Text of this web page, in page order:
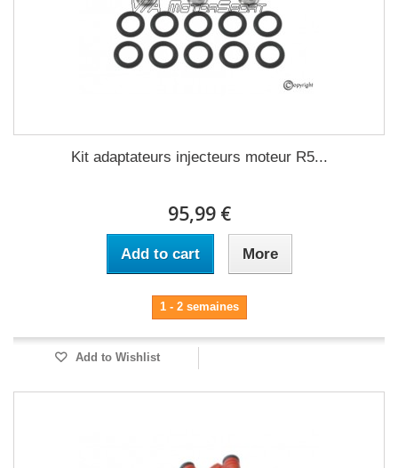
Kit adaptateurs injecteurs moteur R5...
95,99 €
Add to cart More
1 - 2 semaines
Add to Wishlist